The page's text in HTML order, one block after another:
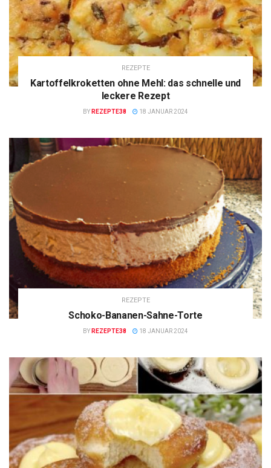
REZEPTE
Kartoffelkroketten ohne Mehl: das schnelle und
leckere Rezept
BY REZEPTE38 18 JANUAR 2024
REZEPTE
Schoko-Bananen-Sahne-Torte
BY REZEPTE38 18 JANUAR 2024